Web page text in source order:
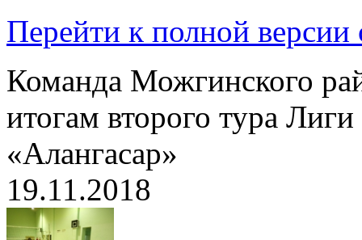
Перейти к полной версии
Команда Можгинского
итогам второго тура
«Алангасар»
19.11.2018